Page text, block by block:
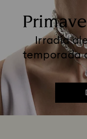
Irradia
temporada